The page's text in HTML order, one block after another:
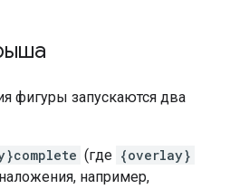
фигуры запускаются два
(где {overlay}
например,